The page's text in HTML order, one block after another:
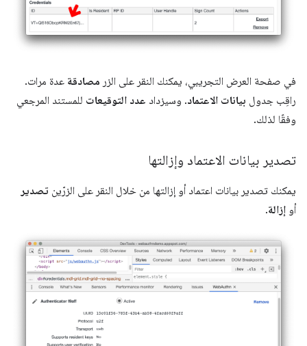
في صفحة العرض التجريبي، يمكنك النقر على الزر مصادقة عدة مرات.
راقِب جدول بيانات الاعتماد. وسيزداد عدد التوقيعات للمستند المرجعي
وفقًا لذلك.
تصدير بيانات الاعتماد وإزالتها
يمكنك تصدير بيانات اعتماد أو إزالتها من خلال النقر على الزرّين تصدير
أو إزالة.